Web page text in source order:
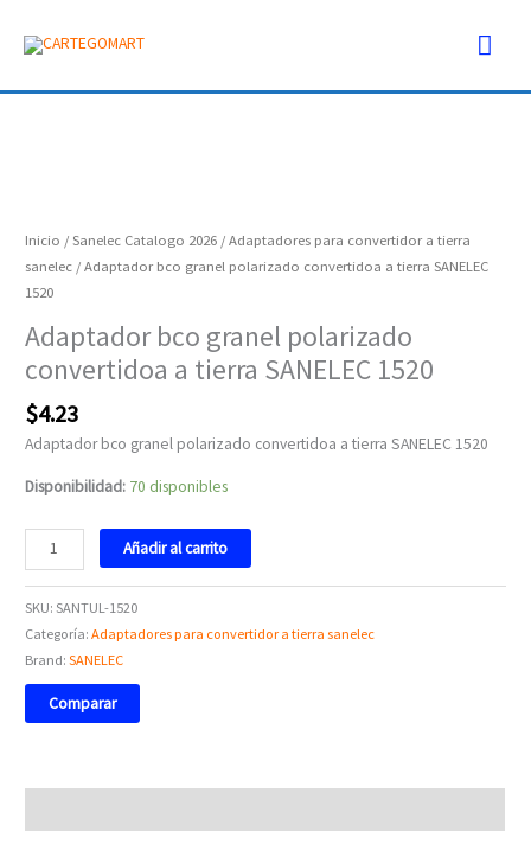
Inicio /Sanelec Catalogo 2026 /Adaptadores para convertidor a tierra
sanelec / Adaptador bco granel polarizado convertidoa a tierra SANELEC
1520
Adaptador bco granel polarizado
convertidoa a tierra SANELEC 1520
$4.23
Adaptador bco granel polarizado convertidoa a tierra SANELEC 1520
Disponibilidad: 70 disponibles
polarizado
convertidoa
a
SANELEC
1520
Añadir al carrito
SKU: SANTUL-1520
Categoría:Adaptadores para convertidor a tierra sanelec
Brand:SANELEC
Comparar